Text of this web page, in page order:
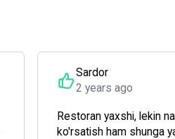
Sardor
2 years ago
Restoran yaxshi, lekin
ko'rsatish ham shunga